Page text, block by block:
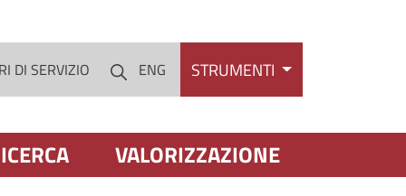
DI SERVIZIO CercaENG STRUMENTI
VALORIZZAZIONE